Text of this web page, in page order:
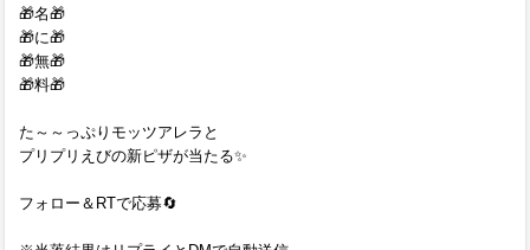
🎁名🎁
🎁に🎁
🎁無🎁
🎁料🎁
た～～っぷりモッツアレラと
プリプリえびの新ピザが当たる✨
フォロー＆RTで応募🔄